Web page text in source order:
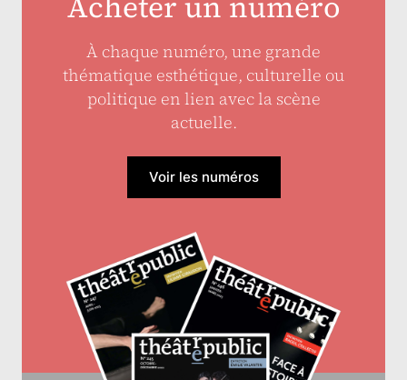
À chaque numéro, une grande
thématique esthétique, culturelle ou
politique en lien avec la scène
actuelle.
Voir les numéros